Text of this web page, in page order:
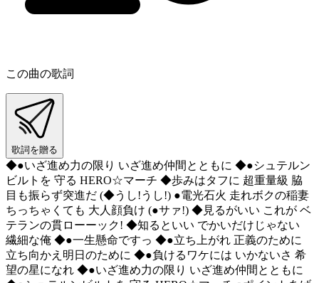
この曲の歌詞
歌詞を贈る
◆●いざ進め力の限り いざ進め仲間とともに ◆●シュテルン
ビルトを 守る HERO☆マーチ ◆歩みはタフに 超重量級 脇
目も振らず突進だ (◆うし!うし!) ●電光石火 走れボクの稲妻
ちっちゃくても 大人顔負け (●サァ!) ◆見るがいい これが ベ
テランの貫ローーック! ◆知るといい でかいだけじゃない
繊細な俺 ◆●一生懸命ですっ ◆●立ち上がれ 正義のために
立ち向かえ明日のために ◆●負けるワケには いかないさ 希
望の星になれ ◆●いざ進め力の限り いざ進め仲間とともに